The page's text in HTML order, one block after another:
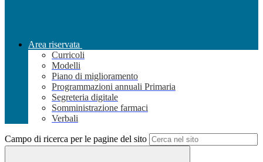
Area riservata
Curricoli
Modelli
Piano di miglioramento
Programmazioni annuali Primaria
Segreteria digitale
Somministrazione farmaci
Verbali
Campo di ricerca per le pagine del sito